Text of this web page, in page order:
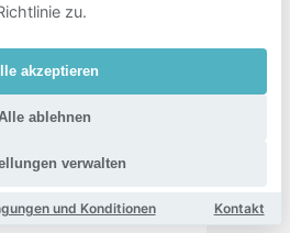
De
zu.
akzeptieren
ablehnen
verwalten
und Konditionen Kontakt